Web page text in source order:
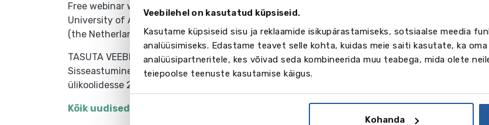
Veebilehel on kasutatud küpsiseid.
Kasutame küpsiseid sisu ja reklaamide isikupärastamiseks, sotsiaalse meedia
analüüsimiseks. Edastame teavet selle kohta, kuidas meie saiti kasutate, ka
analüüsipartneritele, kes võivad seda kombineerida muu teabega, mida olete
teiepoolse teenuste kasutamise käigus.
Kohanda
Free webinar with Breda
University of Applied Sciences
(the Netherlands)
TASUTA VEEBISEMINAR-
Sisseastumine välismaa
ülikoolidesse 2024!
Kõik uudised
• Osaleda saab telefonist või sülearvutist – tasuta!
REGISTREERIMINE
Kava
Teisipäev, 10.06